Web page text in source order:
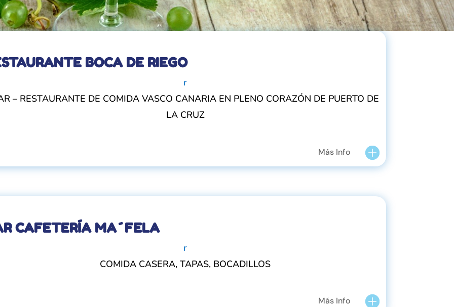
BOCA DE RIEGO
r
– RESTAURANTE DE COMIDA VASCO CANARIA EN PLENO CORAZÓN DE PUERTO DE
LA CRUZ
Más Info
CAFETERÍA MA´FELA
r
COMIDA CASERA, TAPAS, BOCADILLOS
Más Info